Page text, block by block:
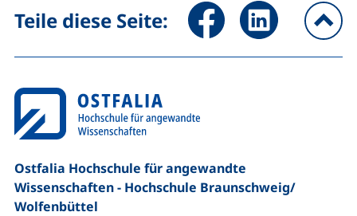
Teile diese Seite: Seite über Facebook teilen
Seite über
Ostfalia Hochschule für angewandte
Wissenschaften - Hochschule Braunschweig/​
Wolfenbüttel